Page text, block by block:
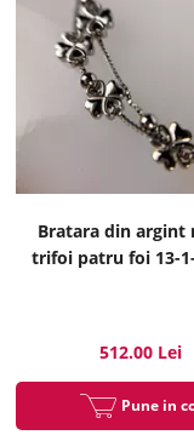
Bratara din argint
trifoi patru foi 13-
512.00 Lei
Pune in